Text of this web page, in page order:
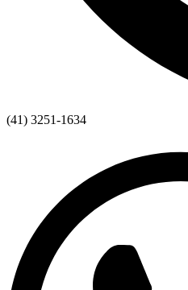
(41) 3251-1634